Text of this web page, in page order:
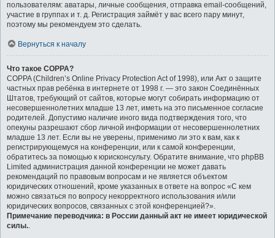
пользователям: аватары, личные сообщения, отправка email-сообщений,
участие в группах и т. д. Регистрация займёт у вас всего пару минут,
поэтому мы рекомендуем это сделать.
Вернуться к началу
Что такое COPPA?
COPPA (Children’s Online Privacy Protection Act of 1998), или Акт о защите
частных прав ребёнка в интернете от 1998 г. — это закон Соединённых
Штатов, требующий от сайтов, которые могут собирать информацию от
несовершеннолетних младше 13 лет, иметь на это письменное согласие
родителей. Допустимо наличие иного вида подтверждения того, что
опекуны разрешают сбор личной информации от несовершеннолетних
младше 13 лет. Если вы не уверены, применимо ли это к вам, как к
регистрирующемуся на конференции, или к самой конференции,
обратитесь за помощью к юрисконсульту. Обратите внимание, что phpBB
Limited администрация данной конференции не может давать
рекомендаций по правовым вопросам и не является объектом
юридических отношений, кроме указанных в ответе на вопрос «С кем
можно связаться по вопросу некорректного использования и/или
юридических вопросов, связанных с этой конференцией?».
Примечание переводчика: в России данный акт не имеет юридической
силы..